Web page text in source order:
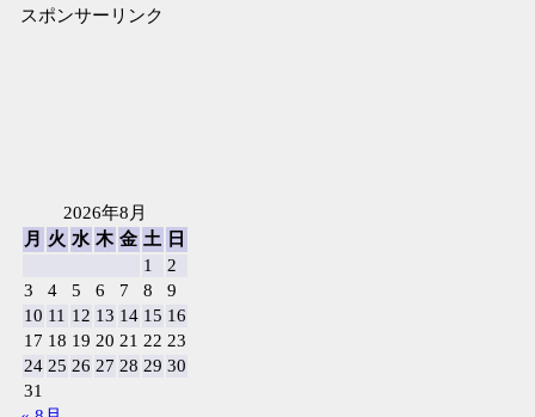
スポンサーリンク
2026年8月
月
火 水 木 金 土
日
1
2
3
4 5 6 7 8
9
10 11 12 13 14 15 16
17 18 19 20 21 22 23
24 25 26 27 28 29 30
31